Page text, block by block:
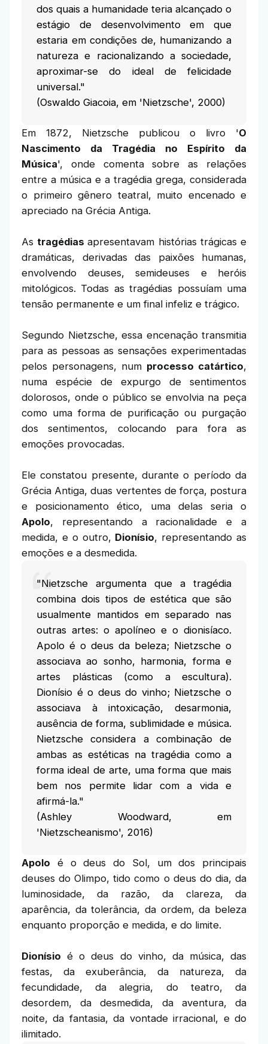
dos quais a humanidade teria alcançado o
estágio de desenvolvimento em que
estaria em condições de, humanizando a
natureza e racionalizando a sociedade,
aproximar-se do ideal de felicidade
universal."
(Oswaldo Giacoia, em 'Nietzsche', 2000)
Em 1872, Nietzsche publicou o livro 'O
Nascimento da Tragédia no Espírito da
Música', onde comenta sobre as relações
entre a música e a tragédia grega, considerada
o primeiro gênero teatral, muito encenado e
apreciado na Grécia Antiga.
As tragédiasapresentavam histórias trágicas e
dramáticas, derivadas das paixões humanas,
envolvendo deuses, semideuses e heróis
mitológicos. Todas as tragédias possuíam uma
tensão permanente e um final infeliz e trágico.
Segundo Nietzsche, essa encenação transmitia
para as pessoas as sensações experimentadas
pelos personagens, num processo catártico,
numa espécie de expurgo de sentimentos
dolorosos, onde o público se envolvia na peça
como uma forma de purificação ou purgação
dos sentimentos, colocando para fora as
emoções provocadas.
Ele constatou presente, durante o período da
Grécia Antiga, duas vertentes de força, postura
e posicionamento ético, uma delas seria o
Apolo, representando a racionalidade e a
medida, e o outro, Dionísio, representando as
emoções e a desmedida.
"Nietzsche argumenta que a tragédia
combina dois tipos de estética que são
usualmente mantidos em separado nas
outras artes: o apolíneo e o dionisíaco.
Apolo é o deus da beleza; Nietzsche o
associava ao sonho, harmonia, forma e
artes plásticas (como a escultura).
Dionísio é o deus do vinho; Nietzsche o
associava à intoxicação, desarmonia,
ausência de forma, sublimidade e música.
Nietzsche considera a combinação de
ambas as estéticas na tragédia como a
forma ideal de arte, uma forma que mais
bem nos permite lidar com a vida e
afirmá-la."
(Ashley Woodward, em
'Nietzscheanismo', 2016)
Apolo é o deus do Sol, um dos principais
deuses do Olimpo, tido como o deus do dia, da
luminosidade, da razão, da clareza, da
aparência, da tolerância, da ordem, da beleza
enquanto proporção e medida, e do limite.
Dionísio é o deus do vinho, da música, das
festas, da exuberância, da natureza, da
fecundidade, da alegria, do teatro, da
desordem, da desmedida, da aventura, da
noite, da fantasia, da vontade irracional, e do
ilimitado.